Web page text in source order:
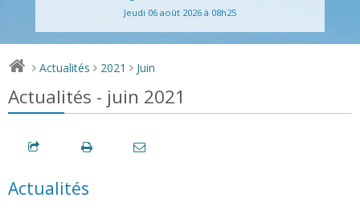
Jeudi 06 août 2026 à 08h25
> Actualités > 2021 > Juin
Actualités - juin 2021
Actualités